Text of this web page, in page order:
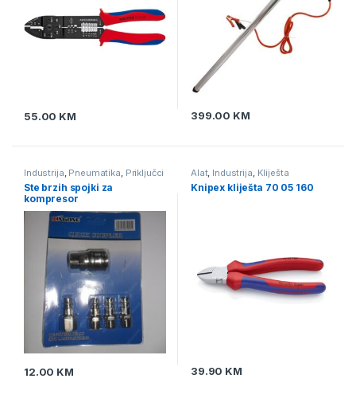
55.00 KM 399.00 KM
Industrija Pneumatika Priključci
& brze spojnice
Ste brzih spojki za
kompresor
12.00 KM
Alat, Industrija Kliješta
Knipex kliješta 70 05 160
39.90 KM